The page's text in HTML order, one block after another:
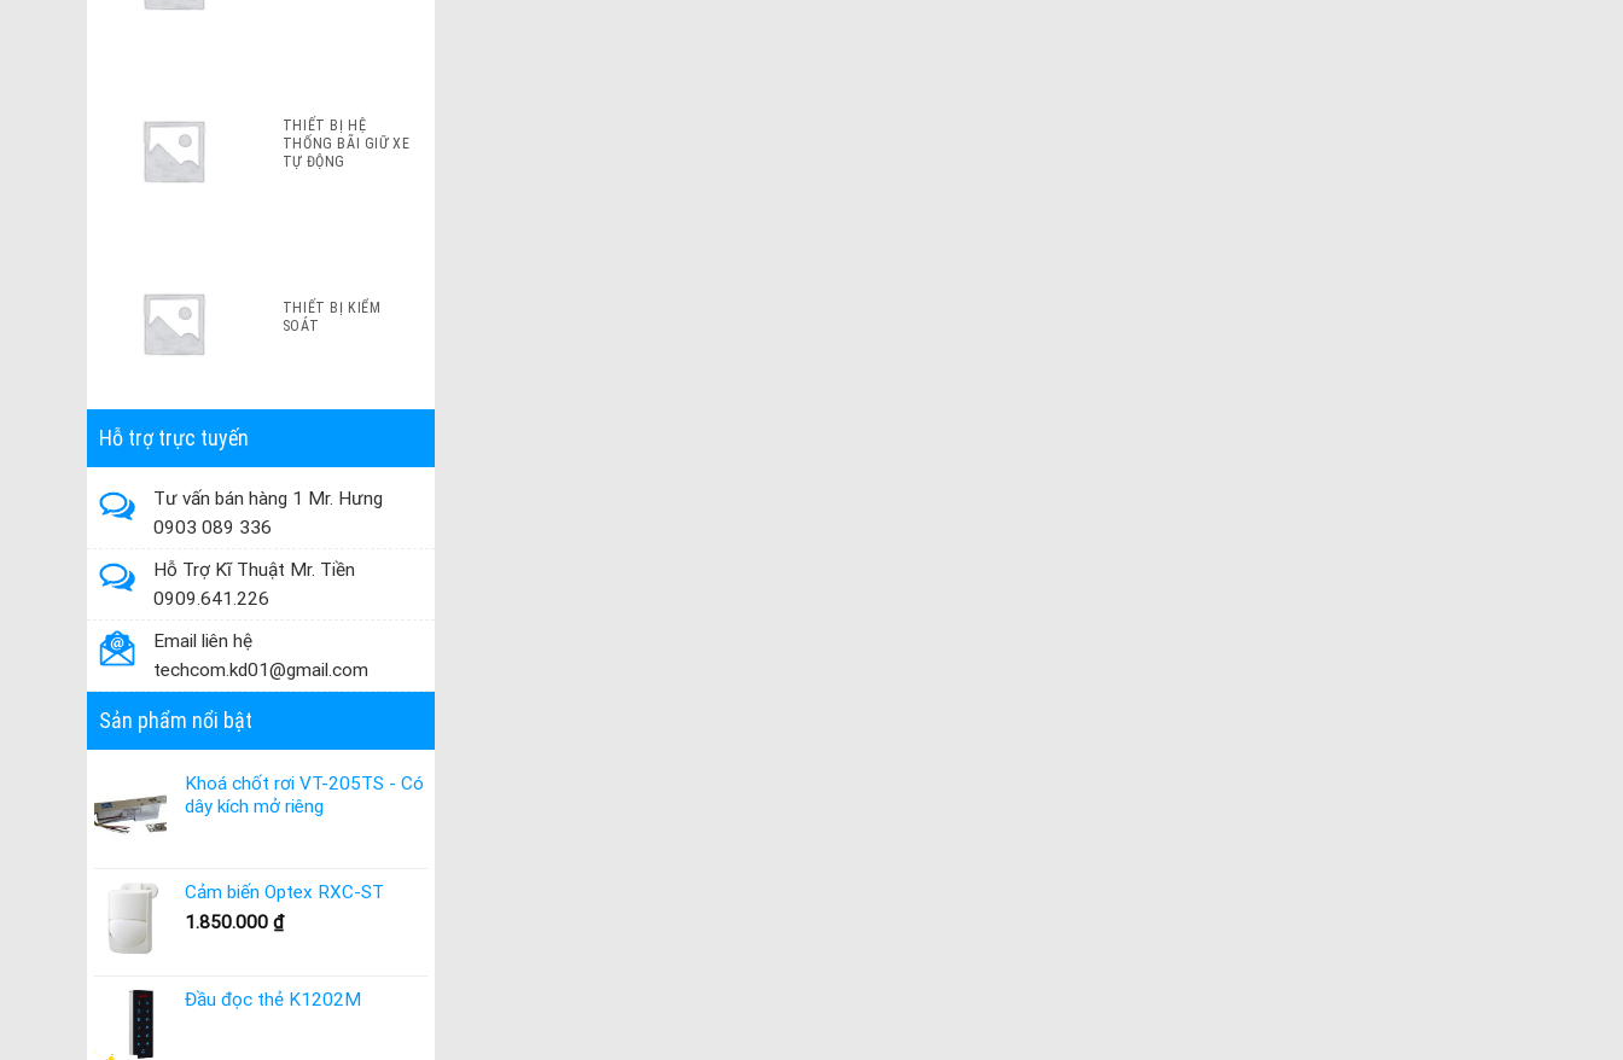
THIẾT BỊ HỆ
THỐNG BÃI GIỮ XE
TỰ ĐỘNG
THIẾT BỊ KIỂM
SOÁT
Hỗ trợ trực tuyến
Tư vấn bán hàng 1 Mr. Hưng
0903 089 336
Hỗ Trợ Kĩ Thuật Mr. Tiền
0909.641.226
Email liên hệ
techcom.kd01@gmail.com
Sản phẩm nổi bật
Khoá chốt rơi VT-205TS - Có
dây kích mở riêng
Cảm biến Optex RXC-ST
1.850.000 ₫
Đầu đọc thẻ K1202M